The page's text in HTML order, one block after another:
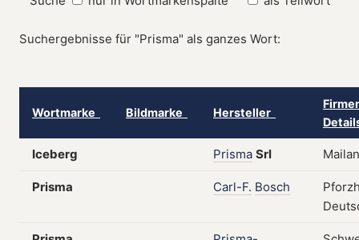
Suchergebnisse für "Prisma" als ganzes Wort:
Wortmarke Bildmarke Hersteller
Iceberg Prisma Srl
Prisma Carl-F. Bosch